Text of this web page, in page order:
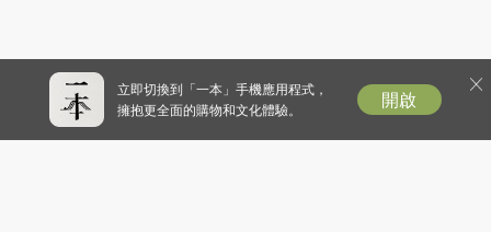
立即切換到「一本」手機應用程式，
擁抱更全面的購物和文化體驗。
開啟